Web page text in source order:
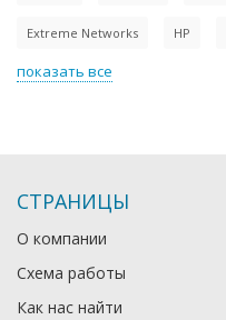
Extreme Networks HP
показать все
СТРАНИЦЫ
О компании
Схема работы
Как нас найти